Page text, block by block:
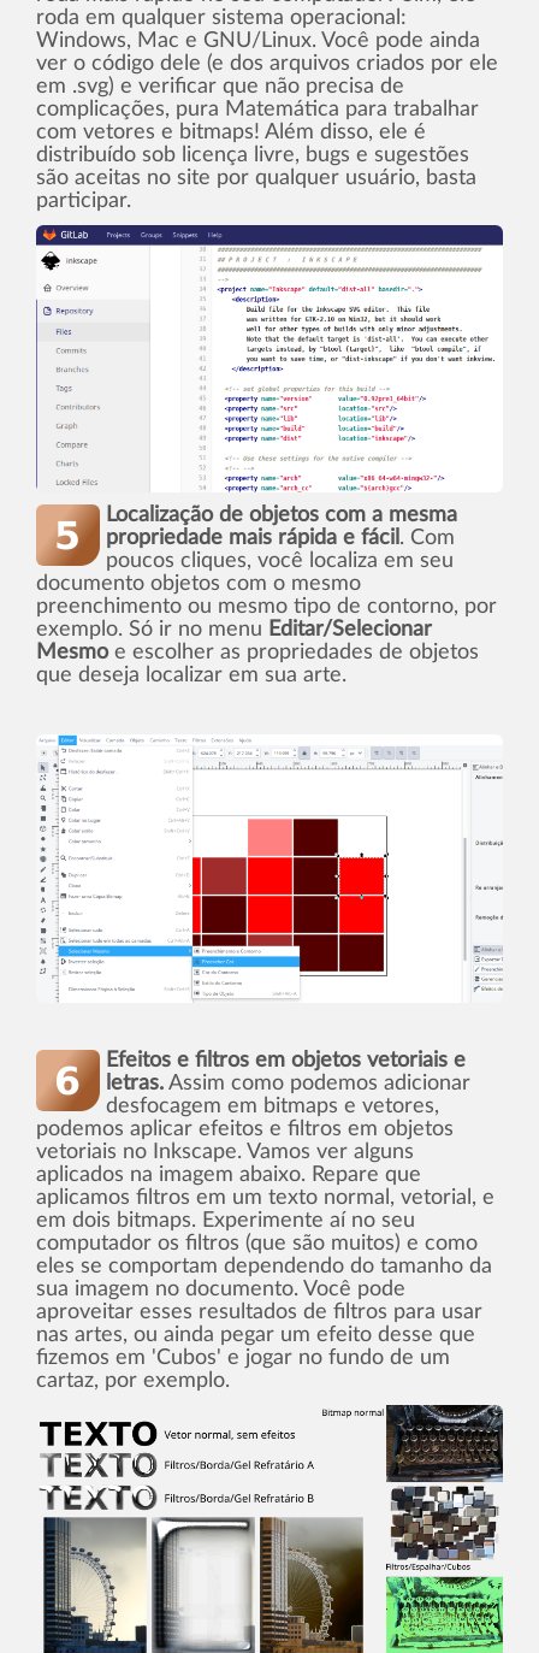
roda em qualquer sistema operacional:
Windows, Mac e GNU/Linux. Você pode ainda
ver o código dele (e dos arquivos criados por ele
em .svg) e verificar que não precisa de
complicações, pura Matemática para trabalhar
com vetores e bitmaps! Além disso, ele é
distribuí­do sob licença livre, bugs e sugestões
são aceitas no site por qualquer usuário, basta
participar.
Localização de objetos com a mesma
propriedade mais rápida e fácil . Com
poucos cliques, você localiza em seu
documento objetos com o mesmo
preenchimento ou mesmo tipo de contorno, por
exemplo. Só ir no menu Editar/Selecionar
Mesmo e escolher as propriedades de objetos
que deseja localizar em sua arte.
Efeitos e filtros em objetos vetoriais e
letras. Assim como podemos adicionar
desfocagem em bitmaps e vetores,
podemos aplicar efeitos e filtros em objetos
vetoriais no Inkscape. Vamos ver alguns
aplicados na imagem abaixo. Repare que
aplicamos filtros em um texto normal, vetorial, e
em dois bitmaps. Experimente aí­ no seu
computador os filtros (que são muitos) e como
eles se comportam dependendo do tamanho da
sua imagem no documento. Você pode
aproveitar esses resultados de filtros para usar
nas artes, ou ainda pegar um efeito desse que
fizemos em 'Cubos' e jogar no fundo de um
cartaz, por exemplo.